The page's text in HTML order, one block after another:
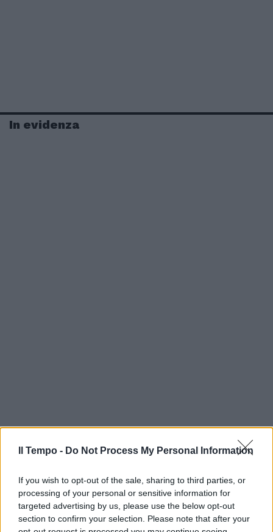
Il Tempo - Do Not Process My Personal Information
If you wish to opt-out of the sale, sharing to third parties, or
processing of your personal or sensitive information for
targeted advertising by us, please use the below opt-out
section to confirm your selection. Please note that after your
In evidenza